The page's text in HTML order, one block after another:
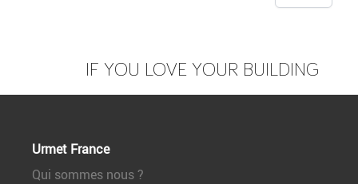
IF YOU LOVE YOUR BUILDING
Urmet France
Qui sommes nous ?